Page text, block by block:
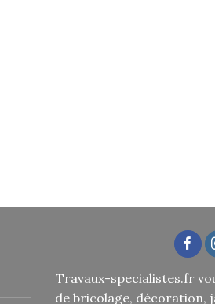
Travaux-specialistes.fr
de bricolage, décoration,